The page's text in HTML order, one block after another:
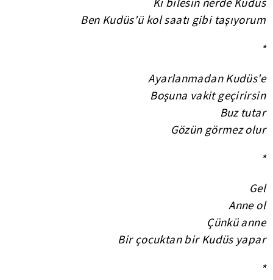
Ben Kudüs'ü kol saatı gibi taşıyorum
*
Ayarlanmadan Kudüs'e
Boşuna vakit geçirirsin
Buz tutar
Gözün görmez olur
*
Gel
Anne ol
Çünkü anne
Bir çocuktan bir Kudüs yapar
*